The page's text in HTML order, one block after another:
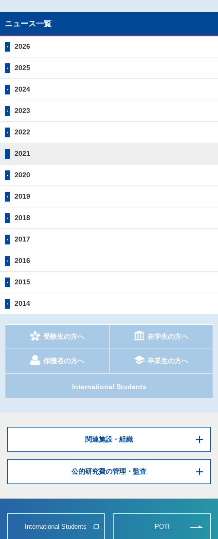
ニュース一覧
2026
2025
2024
2023
2022
2021
2020
2019
2018
2017
2016
2015
2014
受験生の方へ 在学生の方へ
保護者の方へ 卒業生の方へ
International Students
関連施設・組織
公的研究費の管理・監査
International Students POTI